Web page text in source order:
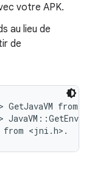
votre APK.
au lieu de
de
GetJavaVM from
JavaVM::GetEnv